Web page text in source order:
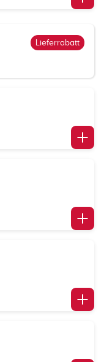
Lieferrabatt